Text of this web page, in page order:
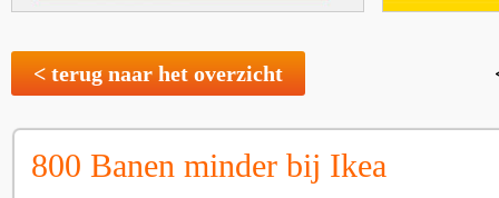
< terug naar het overzicht
800 Banen minder bij Ikea